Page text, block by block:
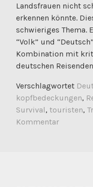
Landsfrauen nicht
erkennen könnte.
schwieriges Thema.
“Volk” und
Kombination mit
deutschen
Verschlagwortet
kopfbedeckungen,
Survival, touristen,
Kommentar